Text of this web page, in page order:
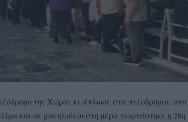
της Χώρας κι άπλωσε στα πεζοδρόμια, στις
και σε μια ηλιόλουστη μέρα γιορτάστηκε η 28η